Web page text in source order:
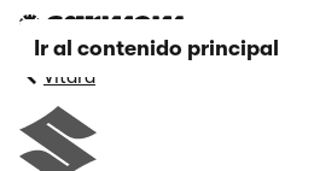
Ir al contenido principal
Vitara